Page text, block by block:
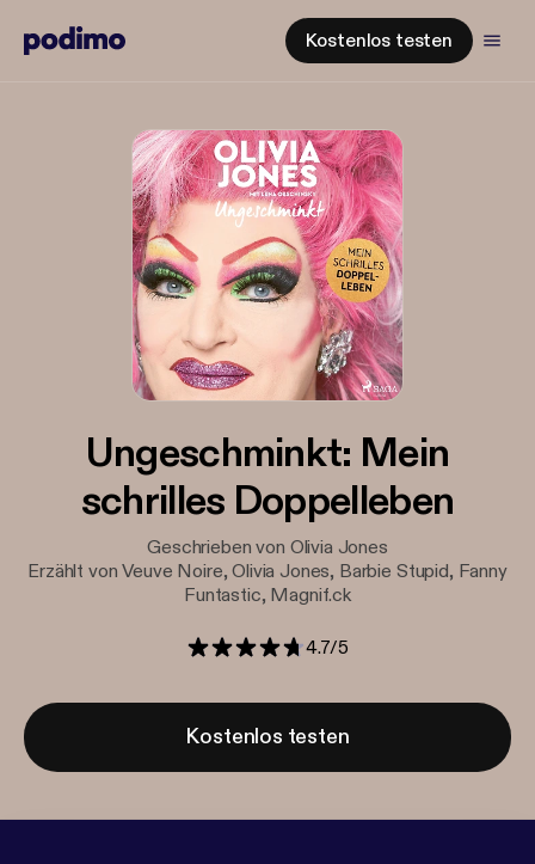
Kostenlos testen
Ungeschminkt: Mein
schrilles Doppelleben
Geschrieben von Olivia Jones
Erzählt von Veuve Noire, Olivia Jones, Barbie Stupid, Fanny
Funtastic, Magnif.ck
4.7/5
Kostenlos testen